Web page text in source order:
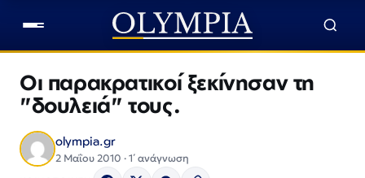
Οι παρακρατικοί ξεκίνησαν τη
"δουλειά" τους.
olympia.gr
2 Μαΐου 2010 · 1΄ ανάγνωση